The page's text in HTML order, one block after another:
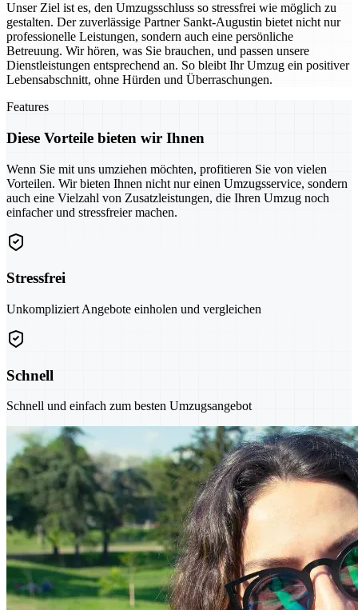
Unser Ziel ist es, den Umzugsschluss so stressfrei wie möglich zu
gestalten. Der zuverlässige Partner Sankt-Augustin bietet nicht nur
professionelle Leistungen, sondern auch eine persönliche
Betreuung. Wir hören, was Sie brauchen, und passen unsere
Dienstleistungen entsprechend an. So bleibt Ihr Umzug ein positiver
Lebensabschnitt, ohne Hürden und Überraschungen.
Features
Diese Vorteile bieten wir Ihnen
Wenn Sie mit uns umziehen möchten, profitieren Sie von vielen
Vorteilen. Wir bieten Ihnen nicht nur einen Umzugsservice, sondern
auch eine Vielzahl von Zusatzleistungen, die Ihren Umzug noch
einfacher und stressfreier machen.
Stressfrei
Unkompliziert Angebote einholen und vergleichen
Schnell
Schnell und einfach zum besten Umzugsangebot